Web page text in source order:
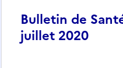
Bulletin de
juillet 2020